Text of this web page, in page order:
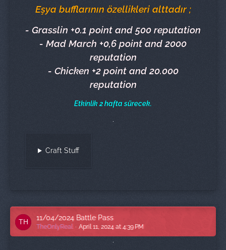
Eşya bufflarının özellikleri alttadır ;
- Grasslin +0.1 point and 500 reputation
- Mad March +0,6 point and 2000
reputation
- Chicken +2 point and 20.000
reputation
Etkinlik 2 hafta sürecek.
Craft Stuff
11/04/2024 Battle Pass
TheOnlyReal April 11, 2024 at 4:39 PM